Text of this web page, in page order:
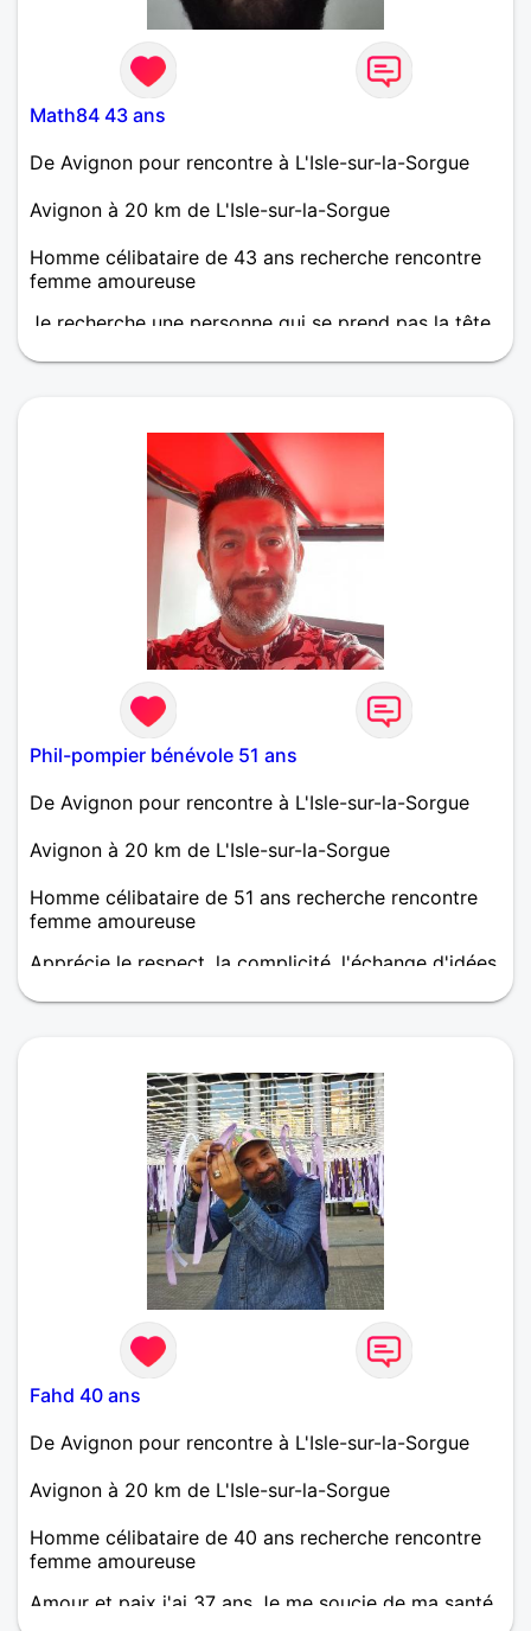
que je peux faire pour te soulager. J'accepte un
refus et une mise à distance même si cela va me
prendre aux tripes. Si avec tous ça, l'envie de
papoter te prend, c'est avec grand plaisir que
j'entamerai un bout de fromage avec toi🧀.
Math84 43 ans
De Avignon pour rencontre à L'Isle-sur-la-Sorgue
Avignon à 20 km de L'Isle-sur-la-Sorgue
Homme célibataire de 43 ans recherche rencontre
femme amoureuse
Je recherche une personne qui se prend pas la tête
Phil-pompier bénévole 51 ans
De Avignon pour rencontre à L'Isle-sur-la-Sorgue
Avignon à 20 km de L'Isle-sur-la-Sorgue
Homme célibataire de 51 ans recherche rencontre
femme amoureuse
Apprécie le respect, la complicité, l'échange d'idées
romantisme importants dans la personnalité de la
Fahd 40 ans
De Avignon pour rencontre à L'Isle-sur-la-Sorgue
Avignon à 20 km de L'Isle-sur-la-Sorgue
Homme célibataire de 40 ans recherche rencontre
femme amoureuse
Amour et paix j'ai 37 ans Je me soucie de ma santé